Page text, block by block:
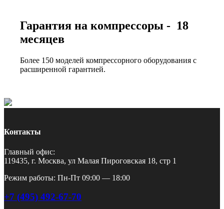
Гарантия на компрессоры - 18
месяцев
Более 150 моделей компрессорного оборудования с
расширенной гарантией.
Контакты
Главный офис:
119435, г. Москва, ул Малая Пироговская 18, стр 1
Режим работы: Пн-Пт 09:00 — 18:00
+7 (495) 492-67-70